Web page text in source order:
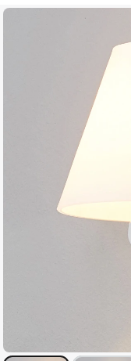
Ga
afbeeldingen-